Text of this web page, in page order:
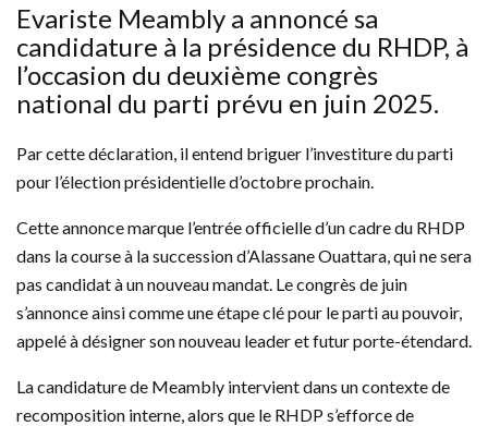
Evariste Meambly a annoncé sa
candidature à la présidence du RHDP, à
l’occasion du deuxième congrès
national du parti prévu en juin 2025.
Par cette déclaration, il entend briguer l’investiture du parti
pour l’élection présidentielle d’octobre prochain.
Cette annonce marque l’entrée officielle d’un cadre du RHDP
dans la course à la succession d’Alassane Ouattara, qui ne sera
pas candidat à un nouveau mandat. Le congrès de juin
s’annonce ainsi comme une étape clé pour le parti au pouvoir,
appelé à désigner son nouveau leader et futur porte-étendard.
La candidature de Meambly intervient dans un contexte de
recomposition interne, alors que le RHDP s’efforce de